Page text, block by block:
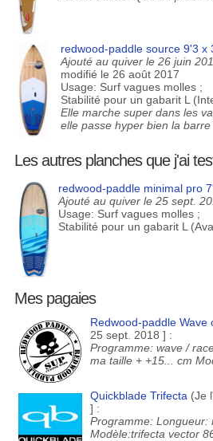
redwood-paddle source 9'3 x
Ajouté au quiver le 26 juin
modifié le 26 août 2017
Usage: Surf vagues molles ;
Stabilité pour un gabarit L
Elle marche super dans les
elle passe hyper bien la barre
Les autres planches que j'ai
redwood-paddle minimal pro
Ajouté au quiver le 25 sept.
Usage: Surf vagues molles ;
Stabilité pour un gabarit L
Mes pagaies
Redwood-paddle Wave
25 sept. 2018 ] :
Programme: wave /
ma taille + +15... cm
Quickblade Trifecta (Je
] :
Programme: Longueur:
Modèle:trifecta vector